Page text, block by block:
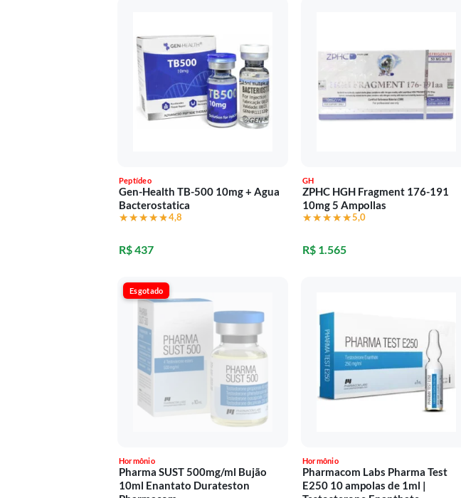
Peptídeo
Gen-Health TB-500 10mg + Agua
Bacterostatica
★★★★★
★★★★★4,8
R$ 437
GH
ZPHC HGH Fragment 176-191
10mg 5 Ampollas
★★★★★
★★★★★5,0
R$ 1.565
Esgotado
Hormônio
Pharma SUST 500mg/ml Bujão
10ml Enantato Durateston
Hormônio
Pharmacom Labs Pharma Test
E250 10 ampolas de 1ml |